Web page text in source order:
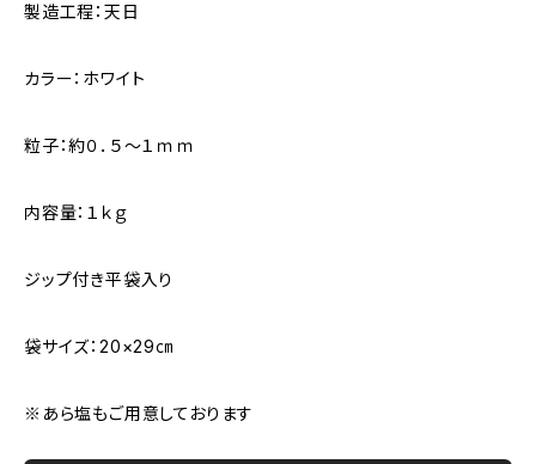
製造工程：天日
カラー：ホワイト
粒子：約０．５～１ｍｍ
内容量：１ｋｇ
ジップ付き平袋入り
袋サイズ：20×29㎝
※あら塩もご用意しております